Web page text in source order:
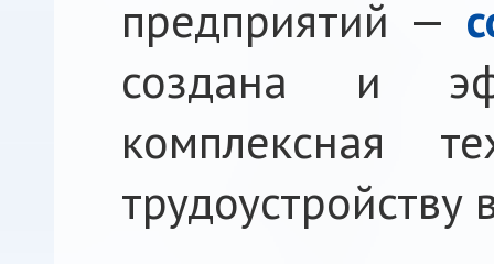
предприятий —
создана и
комплексная
трудоустройству